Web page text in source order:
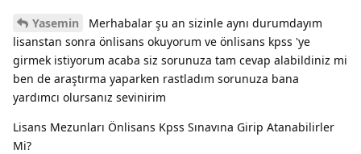
Yasemin
Merhabalar şu an sizinle aynı durumdayım
lisanstan sonra önlisans okuyorum ve önlisans kpss 'ye
girmek istiyorum acaba siz sorunuza tam cevap alabildiniz mi
ben de araştırma yaparken rastladım sorunuza bana
yardımcı olursanız sevinirim
Lisans Mezunları Önlisans Kpss Sınavına Girip Atanabilirler
Mi?